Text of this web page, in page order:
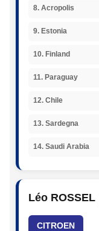
8. Acropolis
9. Estonia
10. Finland
11. Paraguay
12. Chile
13. Sardegna
14. Saudi Arabia
Léo ROSSEL
CITROEN